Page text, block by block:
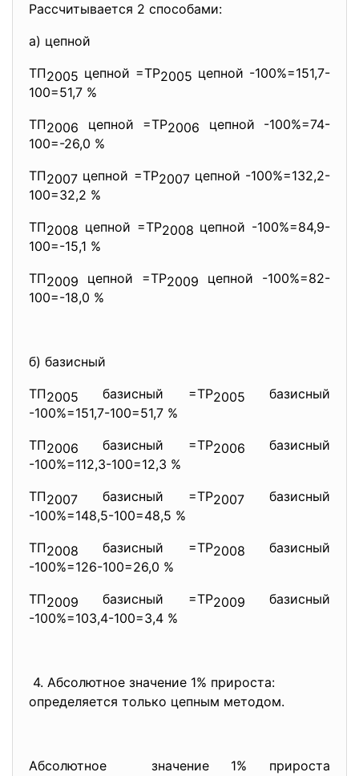
Рассчитывается 2 способами:
а) цепной
ТП2005 цепной =ТР2005 цепной -100%=151,7-
100=51,7 %
ТП2006 цепной =ТР2006 цепной -100%=74-
100=-26,0 %
ТП2007 цепной =ТР2007цепной -100%=132,2-
100=32,2 %
ТП2008 цепной =ТР2008 цепной -100%=84,9-
100=-15,1 %
ТП2009 цепной =ТР2009 цепной -100%=82-
100=-18,0 %
б) базисный
ТП2005 базисный =ТР2005 базисный
-100%=151,7-100=51,7 %
ТП2006 базисный =ТР2006 базисный
-100%=112,3-100=12,3 %
ТП2007 базисный =ТР2007 базисный
-100%=148,5-100=48,5 %
ТП2008 базисный =ТР2008 базисный
-100%=126-100=26,0 %
ТП2009 базисный =ТР2009 базисный
-100%=103,4-100=3,4 %
4. Абсолютное значение 1% прироста:
определяется только цепным методом.
Абсолютное значение 1% прироста